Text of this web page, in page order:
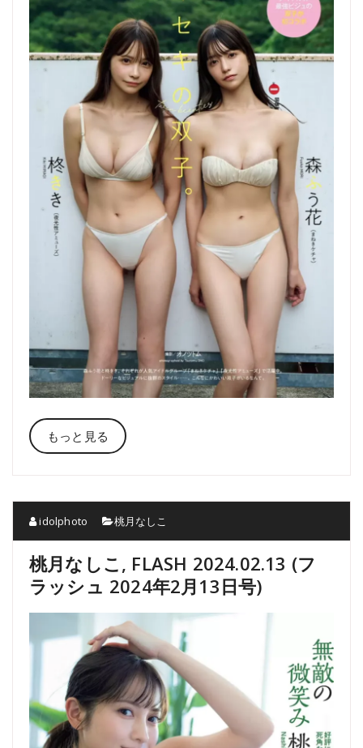
もっと見る
idolphoto 桃月なしこ
桃月なしこ, FLASH 2024.02.13 (フ
ラッシュ 2024年2月13日号)